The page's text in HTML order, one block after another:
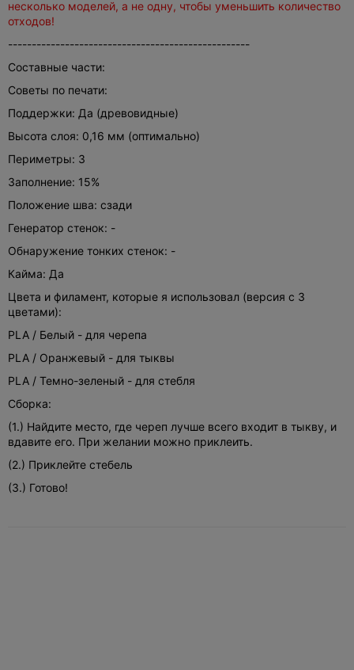
несколько моделей, а не одну, чтобы уменьшить количество
отходов!
---------------------------------------------------
Составные части:
Советы по печати:
Поддержки: Да (древовидные)
Высота слоя: 0,16 мм (оптимально)
Периметры: 3
Заполнение: 15%
Положение шва: сзади
Генератор стенок: -
Обнаружение тонких стенок: -
Кайма: Да
Цвета и филамент, которые я использовал (версия с 3
цветами):
PLA / Белый - для черепа
PLA / Оранжевый - для тыквы
PLA / Темно-зеленый - для стебля
Сборка:
(1.) Найдите место, где череп лучше всего входит в тыкву, и
вдавите его. При желании можно приклеить.
(2.) Приклейте стебель
(3.) Готово!